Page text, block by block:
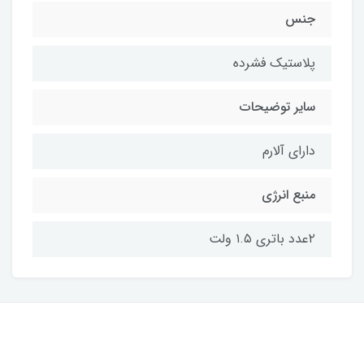
جنس
پلاستیک فشرده
سایر توضیحات
دارای آلارم
منبع انرژی
۲عدد باتری ۱.۵ ولت